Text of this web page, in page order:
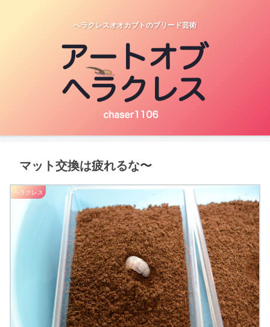
へラクレスオオカブトのブリード芸術
マット交換は疲れるな〜
ヘラクレス